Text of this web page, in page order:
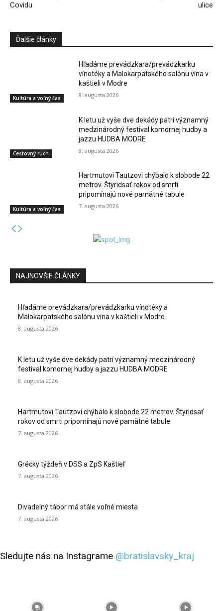
Covidu
ulice
Ďalšie články
Kultúra a voľný čas
Hľadáme prevádzkara/prevádzkarku
vínotéky a Malokarpatského salónu vína v
kaštieli v Modre
8. augusta 2026
Cestovný ruch
K letu už vyše dve dekády patrí významný
medzinárodný festival komornej hudby a
jazzu HUDBA MODRE
8. augusta 2026
Kultúra a voľný čas
Hartmutovi Tautzovi chýbalo k slobode 22
metrov. Štyridsať rokov od smrti
pripomínajú nové pamätné tabule
7. augusta 2026
NAJNOVŠIE ČLÁNKY
Hľadáme prevádzkara/prevádzkarku vínotéky a
Malokarpatského salónu vína v kaštieli v Modre
8. augusta 2026
K letu už vyše dve dekády patrí významný medzinárodný
festival komornej hudby a jazzu HUDBA MODRE
8. augusta 2026
Hartmutovi Tautzovi chýbalo k slobode 22 metrov. Štyridsať
rokov od smrti pripomínajú nové pamätné tabule
7. augusta 2026
Grécky týždeň v DSS a ZpS Kaštieľ
7. augusta 2026
Divadelný tábor má stále voľné miesta
7. augusta 2026
Sledujte nás na Instagrame @bratislavsky_kraj